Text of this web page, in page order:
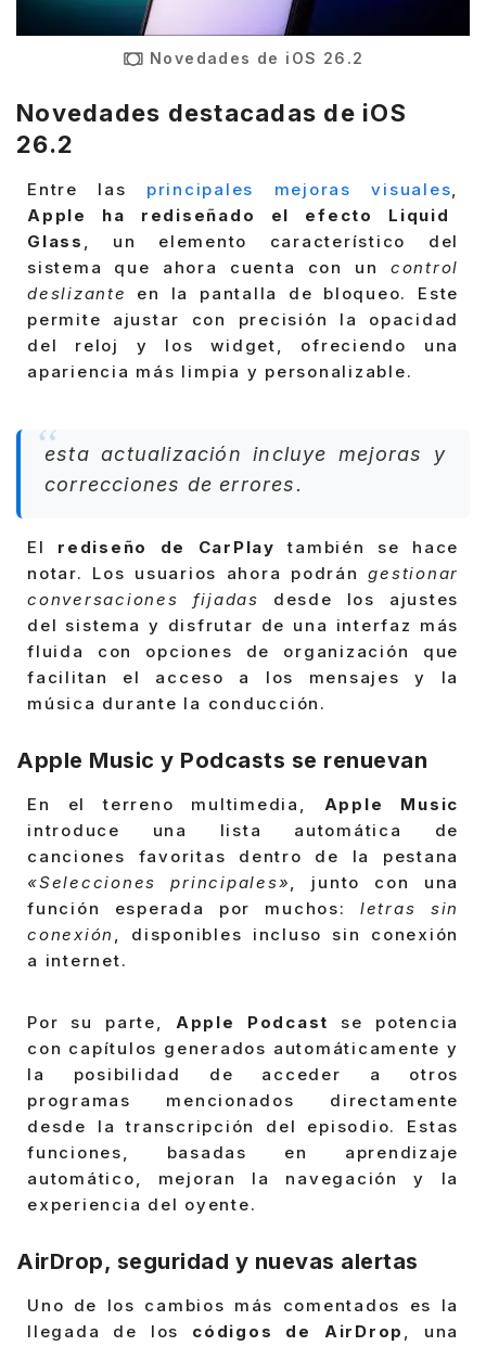
Novedades de iOS 26.2
Novedades destacadas de iOS
26.2
Entre las principales mejoras visuales,
Apple ha rediseñado el efecto Liquid
Glass , un elemento característico del
sistema que ahora cuenta con un control
deslizante
en la pantalla de bloqueo. Este
permite ajustar con precisión la opacidad
del reloj y los widget, ofreciendo una
apariencia más limpia y personalizable.
esta actualización incluye mejoras y
correcciones de errores.
El rediseño de CarPlay también se hace
notar. Los usuarios ahora podrángestionar
conversaciones fijadas desde los ajustes
del sistema y disfrutar de una interfaz más
fluida con opciones de organización que
facilitan el acceso a los mensajes y la
música durante la conducción.
Apple Music y Podcasts se renuevan
En el terreno multimedia,
Apple Music
introduce una lista automática de
canciones favoritas dentro de la pestana
«Selecciones principales», junto con una
función esperada por muchos:
letras sin
conexión , disponibles incluso sin conexión
a internet.
Por su parte, Apple Podcast
se potencia
con capítulos generados automáticamente y
la posibilidad de acceder a otros
programas mencionados directamente
desde la transcripción del episodio. Estas
funciones, basadas en aprendizaje
automático, mejoran la navegación y la
experiencia del oyente.
AirDrop, seguridad y nuevas alertas
Uno de los cambios más comentados es la
llegada de los códigos de AirDrop , una